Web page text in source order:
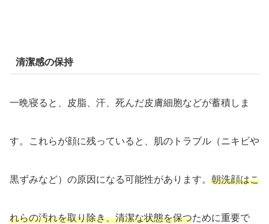
清潔感の保持
一晩寝ると、皮脂、汗、死んだ皮膚細胞などが蓄積しま
す。これらが顔に残っていると、肌のトラブル（ニキビや
黒ずみなど）の原因になる可能性があります。 朝洗顔はこ
れらの汚れを取り除き、清潔な状態を保つために重要で